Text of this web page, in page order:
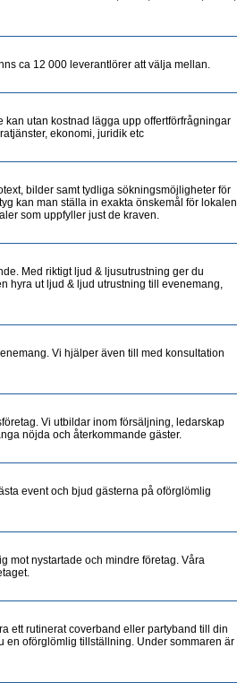
ca 12 000 leverantlörer att välja mellan.
kan utan kostnad lägga upp offertförfrågningar
ekonomi, juridik etc
bilder samt tydliga sökningsmöjligheter för
kan man ställa in exakta önskemål för lokalen
som uppfyller just de kraven.
Med riktigt ljud & ljusutrustning ger du
hyra ut ljud & ljud utrustning till evenemang,
Vi hjälper även till med konsultation
Vi utbildar inom försäljning, ledarskap
nöjda och återkommande gäster.
event och bjud gästerna på oförglömlig
mot nystartade och mindre företag. Våra
ett rutinerat coverband eller partyband till din
en oförglömlig tillställning. Under sommaren är